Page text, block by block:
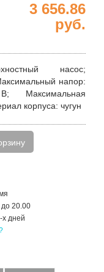
3 656.86
руб.
насос;
напор:
В; Максимальная
корпуса: чугун
20.00
х дней